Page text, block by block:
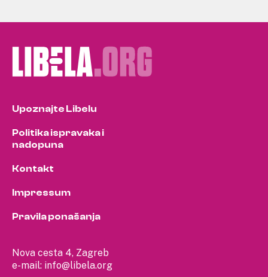
Nova cesta 4, Zagreb
e-mail: info@libela.org
Upoznajte Libelu
Politika ispravaka i
nadopuna
Kontakt
Impressum
Pravila ponašanja